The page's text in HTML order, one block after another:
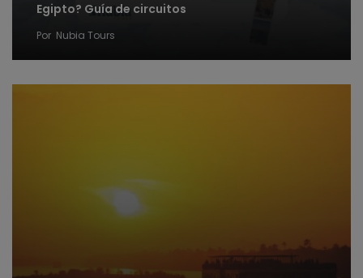
Egipto? Guía de circuitos
Por Nubia Tours